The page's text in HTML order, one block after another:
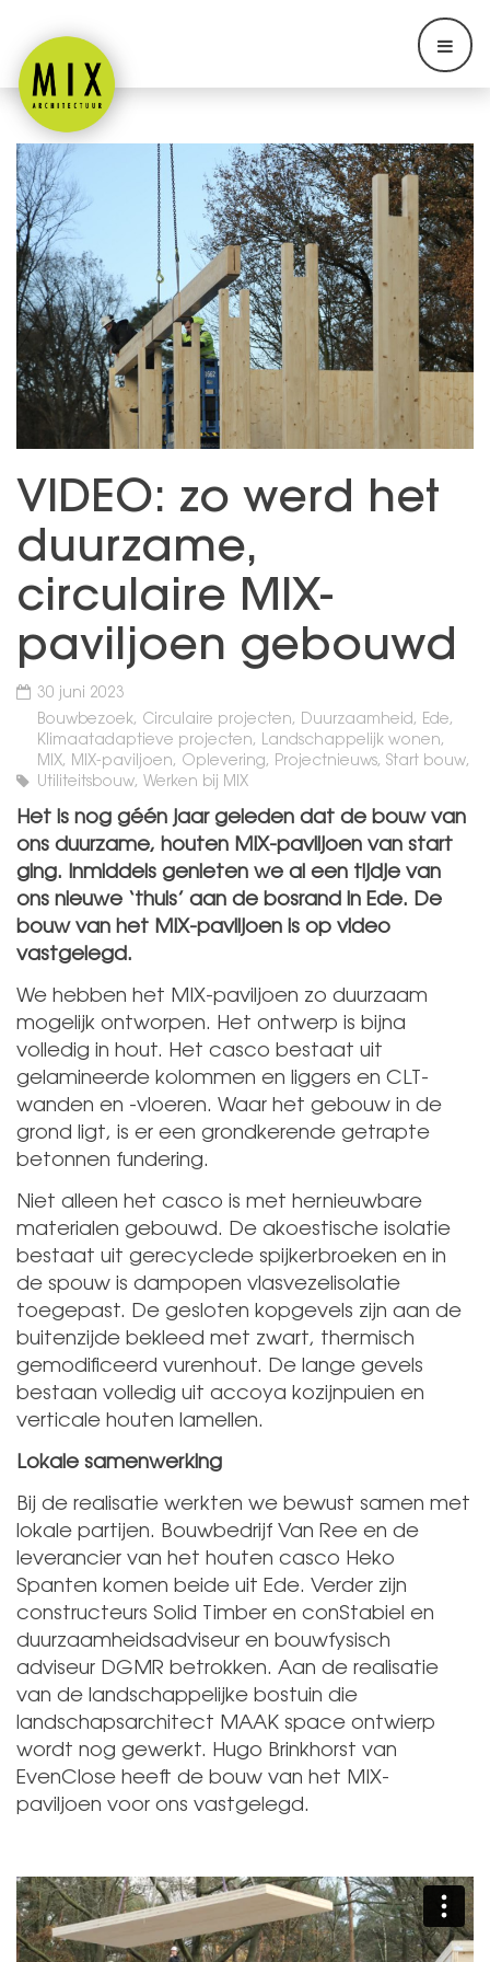
VIDEO: zo werd het
duurzame,
circulaire MIX-
paviljoen gebouwd
30 juni 2023
Bouwbezoek, Circulaire projecten, Duurzaamheid, Ede,
Klimaatadaptieve projecten, Landschappelijk wonen,
MIX, MIX-paviljoen, Oplevering, Projectnieuws, Start bouw,
Utiliteitsbouw, Werken bij MIX
Het is nog géén jaar geleden dat de bouw van
ons duurzame, houten MIX-paviljoen van start
ging. Inmiddels genieten we al een tijdje van
ons nieuwe ‘thuis’ aan de bosrand in Ede. De
bouw van het MIX-paviljoen is op video
vastgelegd.
We hebben het MIX-paviljoen zo duurzaam
mogelijk ontworpen. Het ontwerp is bijna
volledig in hout. Het casco bestaat uit
gelamineerde kolommen en liggers en CLT-
wanden en -vloeren. Waar het gebouw in de
grond ligt, is er een grondkerende getrapte
betonnen fundering.
Niet alleen het casco is met hernieuwbare
materialen gebouwd. De akoestische isolatie
bestaat uit gerecyclede spijkerbroeken en in
de spouw is dampopen vlasvezelisolatie
toegepast. De gesloten kopgevels zijn aan de
buitenzijde bekleed met zwart, thermisch
gemodificeerd vurenhout. De lange gevels
bestaan volledig uit accoya kozijnpuien en
verticale houten lamellen.
Lokale samenwerking
Bij de realisatie werkten we bewust samen met
lokale partijen. Bouwbedrijf Van Ree en de
leverancier van het houten casco Heko
Spanten komen beide uit Ede. Verder zijn
constructeurs Solid Timber en conStabiel en
duurzaamheidsadviseur en bouwfysisch
adviseur DGMR betrokken. Aan de realisatie
van de landschappelijke bostuin die
landschapsarchitect MAAK space ontwierp
wordt nog gewerkt. Hugo Brinkhorst van
EvenClose heeft de bouw van het MIX-
paviljoen voor ons vastgelegd.